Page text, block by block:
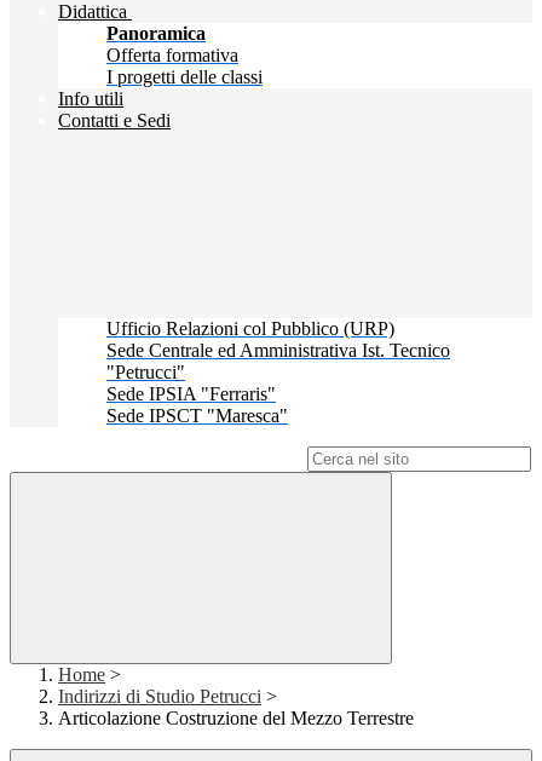
Didattica
Panoramica
Offerta formativa
I progetti delle classi
Info utili
Contatti e Sedi
Ufficio Relazioni col Pubblico (URP)
Sede Centrale ed Amministrativa Ist. Tecnico
"Petrucci"
Sede IPSIA "Ferraris"
Sede IPSCT "Maresca"
Home >
Indirizzi di Studio Petrucci >
Articolazione Costruzione del Mezzo Terrestre